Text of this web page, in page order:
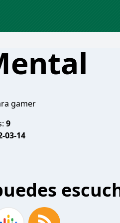
gamer
9
03-14